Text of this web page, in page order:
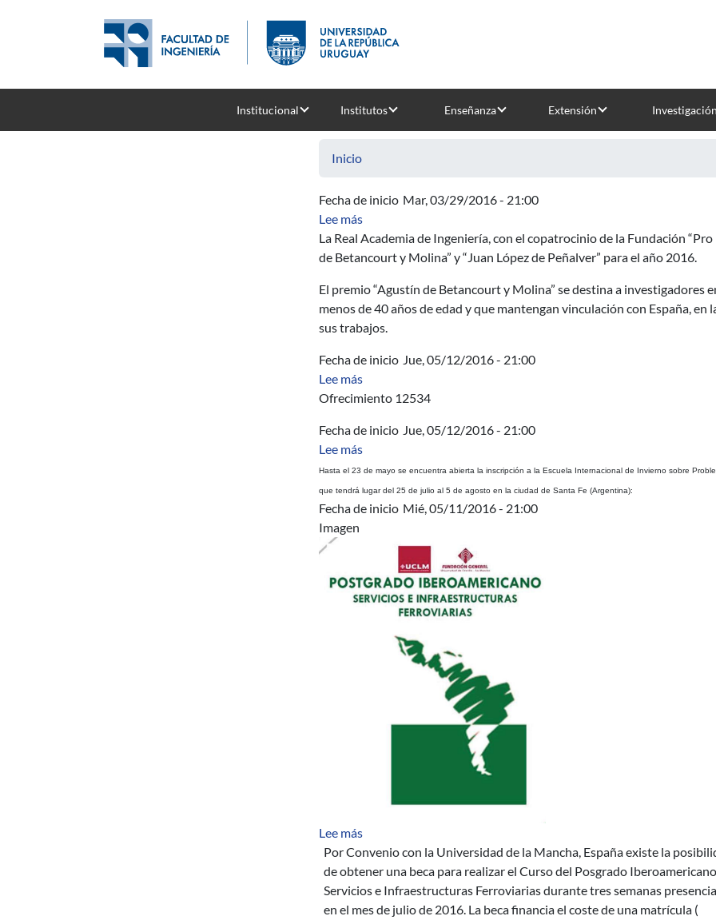
Institucional Institutos Enseñanza Extensión
Inicio
Fecha de inicio Mar, 03/29/2016 - 21:00
Lee mássobre 7ª Convocatoria de los Premios “Agustín de Betancourt y
La Real Academia de Ingeniería, con el copatrocinio de la Fundación
de Betancourt y Molina” y “Juan López de Peñalver” para el año 2016.
El premio “Agustín de Betancourt y Molina” se destina a investigadores
menos de 40 años de edad y que mantengan vinculación con España,
sus trabajos.
Fecha de inicio Jue, 05/12/2016 - 21:00
Lee mássobre AUCI - Tecnologias de Gestión de la Producción de
Ofrecimiento 12534
Fecha de inicio Jue, 05/12/2016 - 21:00
Lee mássobre Cierre de inscripciones Escuela de Invierno UNL, Argentina
Hasta el 23 de mayo se encuentra abierta la inscripción a la Escuela Internacional de Invierno sobre
que tendrá lugar del 25 de julio al 5 de agosto en la ciudad de Santa Fe (Argentina):
Fecha de inicio Mié, 05/11/2016 - 21:00
Imagen
Lee mássobre Beca para Curso del Posgrado Iberoamericano Servicios
Por Convenio con la Universidad de la Mancha, España existe la
de obtener una beca para realizar el Curso del Posgrado Iberoamericano
Servicios e Infraestructuras Ferroviarias durante tres semanas
en el mes de julio de 2016. La beca financia el coste de una matrícula (